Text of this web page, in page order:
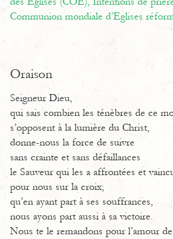
Communion mondiale d’Eglises
Oraison
Seigneur Dieu,
qui sais combien les ténèbres de ce
s’opposent à la lumière du Christ,
donne-nous la force de suivre
sans crainte et sans défaillances
le Sauveur qui les a affrontées et
pour nous sur la croix;
qu’en ayant part à ses souffrances,
nous ayons part aussi à sa victoire.
Nous te le remandons pour l’amour